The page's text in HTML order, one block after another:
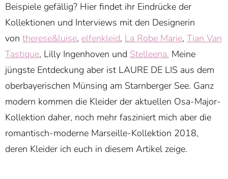
Beispiele gefällig? Hier findet ihr Eindrücke der
Kollektionen und Interviews mit den Designerin
von therese&luise, elfenkleid, La Robe Marie, Tian Van
Tastique, Lilly Ingenhoven und Stelleena. Meine
jüngste Entdeckung aber ist LAURE DE LIS aus dem
oberbayerischen Münsing am Starnberger See. Ganz
modern kommen die Kleider der aktuellen Osa-Major-
Kollektion daher, noch mehr fasziniert mich aber die
romantisch-moderne Marseille-Kollektion 2018,
deren Kleider ich euch in diesem Artikel zeige.